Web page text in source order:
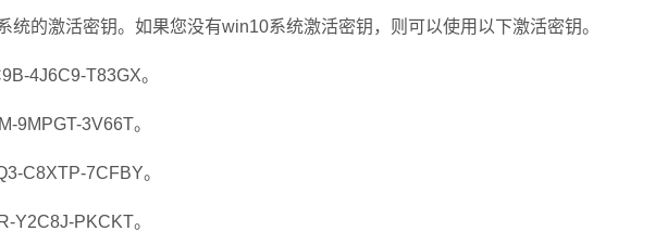
的激活密钥。如果您没有win10系统激活密钥，则可以使用以下激活密钥。
4J6C9-T83GX。
3V66T。
C8XTP-7CFBY。
PKCKT。